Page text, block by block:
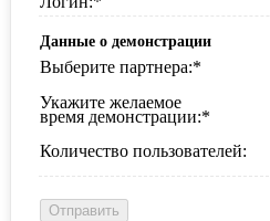
Данные о демонстрации
Выберите партнера:*
Укажите желаемое
время демонстрации:*
Количество пользователей: